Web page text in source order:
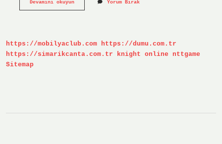
Devamını okuyunTaç
Yorum Bırak
https://mobilyaclub.com https://dumu.com.tr
https://simarikcanta.com.tr
knight online
nttgame
Sitemap